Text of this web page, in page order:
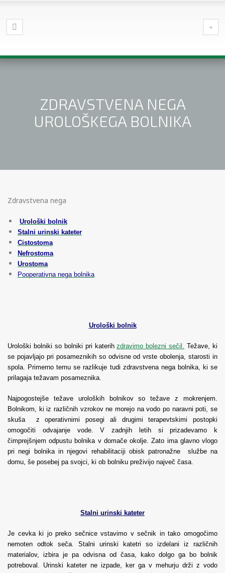
ZDRAVSTVENA NEGA
UROLOŠKEGA BOLNIKA
Zdravstvena nega
Urološki bolnik
Stalni urinski kateter
Cistostoma
Nefrostoma
Urostoma
Pooperativna nega bolnika
Urološki bolnik
Urološki bolniki so bolniki pri katerihzdravimo bolezni sečil. Težave, ki
se pojavljajo pri posameznikih so odvisne od vrste obolenja, starosti in
spola. Primerno temu se razlikuje tudi zdravstvena nega bolnika, ki se
prilagaja težavam posameznika.
Najpogostejše težave uroloških bolnikov so težave z mokrenjem.
Bolnikom, ki iz različnih vzrokov ne morejo na vodo po naravni poti, se
skuša z operativnimi posegi ali drugimi terapevtskimi postopki
omogočiti odvajanje vode. V zadnjih letih si prizadevamo k
čimprejšnjem odpustu bolnika v domače okolje. Zato ima glavno vlogo
pri negi bolnika in njegovi rehabilitaciji obisk patronažne službe na
domu, še posebej pa svojci, ki ob bolniku preživijo največ časa.
Stalni urinski kateter
Je cevka ki jo preko sečnice vstavimo v sečnik in tako omogočimo
nemoten odtok seča. Stalni urinski katetri so izdelani iz različnih
materialov, izbira je pa odvisna od časa, kako dolgo ga bo bolnik
potreboval. Urinski kateter ne izpade, ker ga v mehurju drži z vodo